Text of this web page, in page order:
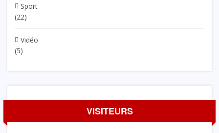
Sport
(22)
Vidéo
(5)
VISITEURS